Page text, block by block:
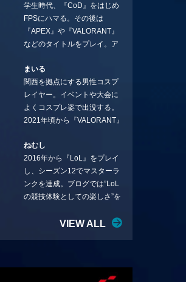
ことになりました。言いたい
ことを言っていきます。X：
https://x.com/stormKUBO
YouTube：
rmKUBO
学生時代、『CoD』をはじめ
FPSにハマる。その後は
『APEX』や『VALORANT』
などのタイトルをプレイ。ア
BGMなどを手掛ける作曲家と
フリーランスのライターの二
足の草鞋を履いて幅広く活動
中。無類のラーメン好き！
Twitter:@ongakucas
まいる
関西を拠点にする男性コスプ
レイヤー。イベントや大会に
よくコスプレ姿で出没する。
2021年頃から『VALORANT』
続ける。現在の推しチームは
「CREST GAMING」。X：
@mlunias（Photo by
Subaru.F.）
ねむし
2016年から『LoL』をプレイ
し、シーズン12でマスターラ
ンクを達成。ブログでは”LoL
の競技体験としての楽しさ”を
リーを愛し、元ADCメイン
VIEW ALL